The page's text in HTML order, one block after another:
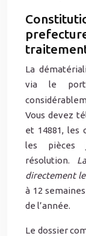
La
via le
Vous devez
et 14881, les
les pièces
résolution.
directement
à 12
de l’année.
Le dossier